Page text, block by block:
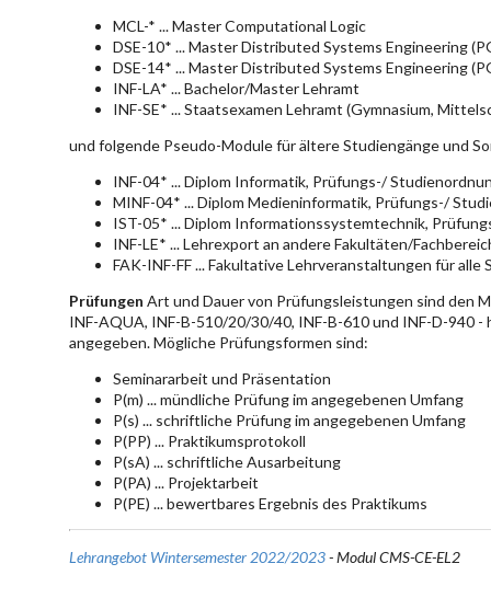
MCL-* ... Master Computational Logic
DSE-10* ... Master Distributed Systems Engineering
DSE-14* ... Master Distributed Systems Engineering
INF-LA* ... Bachelor/Master Lehramt
INF-SE* ... Staatsexamen Lehramt (Gymnasium,
und folgende Pseudo-Module für ältere Studiengänge und
INF-04* ... Diplom Informatik, Prüfungs-/
MINF-04* ... Diplom Medieninformatik, Prüfungs-/
IST-05* ... Diplom Informationssystemtechnik,
INF-LE* ... Lehrexport an andere Fakultäten/
FAK-INF-FF ... Fakultative Lehrveranstaltungen für
Prüfungen Art und Dauer von Prüfungsleistungen sind den
INF-AQUA, INF-B-510/20/30/40, INF-B-610 und INF-D-940
angegeben. Mögliche Prüfungsformen sind:
Seminararbeit und Präsentation
P(m) ... mündliche Prüfung im angegebenen Umfang
P(s) ... schriftliche Prüfung im angegebenen Umfang
P(PP) ... Praktikumsprotokoll
P(sA) ... schriftliche Ausarbeitung
P(PA) ... Projektarbeit
P(PE) ... bewertbares Ergebnis des Praktikums
Lehrangebot Wintersemester 2022/2023- Modul CMS-CE-EL2